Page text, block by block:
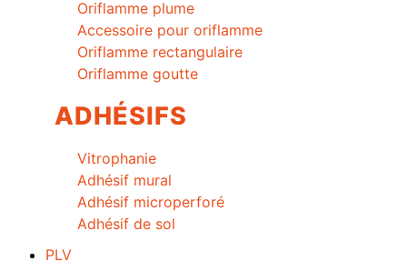
Oriflamme plume
Accessoire pour oriflamme
Oriflamme rectangulaire
Oriflamme goutte
ADHÉSIFS
Vitrophanie
Adhésif mural
Adhésif microperforé
Adhésif de sol
PLV